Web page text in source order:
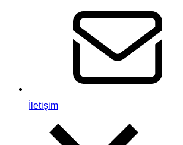
İletişim